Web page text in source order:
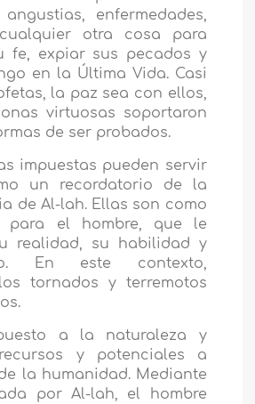
enfermedades,
otra cosa para
fe, expiar sus pecados y
en la Última Vida. Casi
la paz sea con ellos,
virtuosas soportaron
de ser probados.
impuestas pueden servir
un recordatorio de la
de Al-lah. Ellas son como
para el hombre, que le
realidad, su habilidad y
En este contexto,
tornados y terremotos
a la naturaleza y
y potenciales a
la humanidad. Mediante
por Al-lah, el hombre